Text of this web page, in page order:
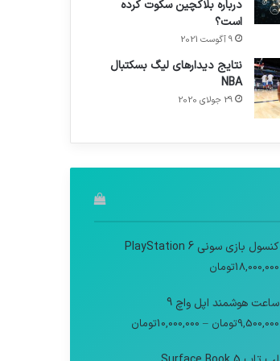
درباره بلاکچین سکوت کرده
است؟
9 آگوست 2021
نتایج دیدار‌های لیگ بسکتبال
NBA
29 جولای 2020
کنسول بازی سونی PlayStation 6
18,000,000تومان
ساعت هوشمند اپل واچ 9
9,500,000تومان –
10,000,000تومان